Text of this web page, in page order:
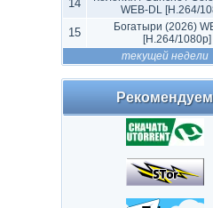
14
WEB-DL [H.264/
15
Богатыри (2026)
[H.264/1080p]
текущей недели
Рекомендуем